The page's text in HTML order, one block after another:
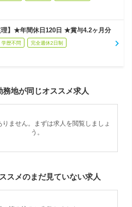
理】★年間休日120日 ★賞与4.2ヶ月分
学歴不問 完全週休2日制
務地が同じオススメ求人
りません。まずは求人を閲覧しましょ
う。
スメのまだ見ていない求人